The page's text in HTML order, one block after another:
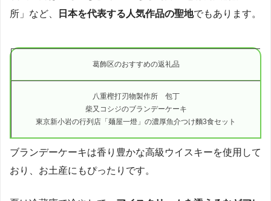
所」など、
日本を代表する人気作品の聖地でもあります。
葛飾区のおすすめの返礼品
八重樫打刃物製作所 包丁
柴又コシジのブランデーケーキ
東京新小岩の行列店「麺屋一燈」の濃厚魚介つけ麵3食セット
ブランデーケーキは香り豊かな高級ウイスキーを使用して
おり、お土産にもぴったりです。